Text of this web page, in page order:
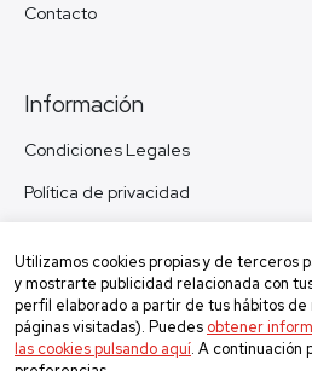
Contacto
Información
Condiciones Legales
Política de privacidad
Política de devolución
Utilizamos cookies propias y de terceros
y mostrarte publicidad relacionada con
perfil elaborado a partir de tus hábitos
páginas visitadas). Puedes obtener
las cookies pulsando aquí. A continuación